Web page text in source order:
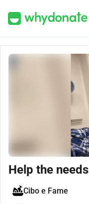
Help the needs
Cibo e Fame